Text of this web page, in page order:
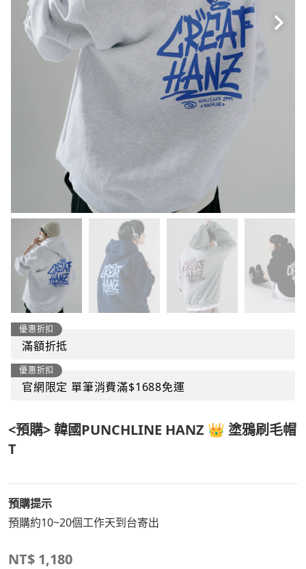
優惠折扣
滿額折抵
優惠折扣
官網限定 單筆消費滿$1688免運
<預購> 韓國PUNCHLINE HANZ 👑 塗鴉刷毛帽
T
預購提示
預購約10~20個工作天到台寄出
NT$ 1,180